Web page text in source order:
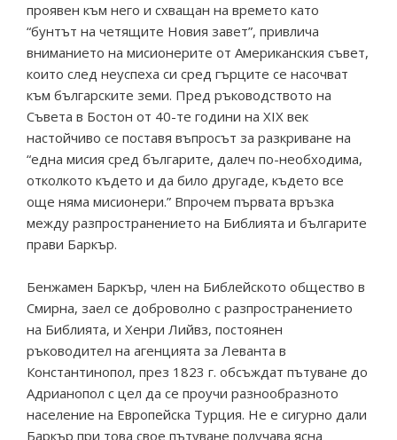
проявен към него и схващан на времето като
“бунтът на четящите Новия завет”, привлича
вниманието на мисионерите от Американския съвет,
които след неуспеха си сред гърците се насочват
към българските земи. Пред ръководството на
Съвета в Бостон от 40-те години на ХIХ век
настойчиво се поставя въпросът за разкриване на
“една мисия сред българите, далеч по-необходима,
отколкото където и да било другаде, където все
още няма мисионери.” Впрочем първата връзка
между разпространението на Библията и българите
прави Баркър.
Бенжамен Баркър, член на Библейското общество в
Смирна, заел се доброволно с разпространението
на Библията, и Хенри Лийвз, постоянен
ръководител на агенцията за Леванта в
Константинопол, през 1823 г. обсъждат пътуване до
Адрианопол с цел да се проучи разнообразното
население на Европейска Турция. Не е сигурно дали
Баркър при това свое пътуване получава ясна